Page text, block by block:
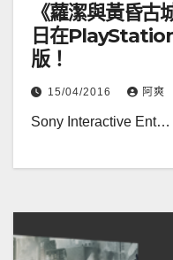
《蘿潔與黃昏
日在
版！
15/04/2016 阿爽
Sony Interactive Ent…